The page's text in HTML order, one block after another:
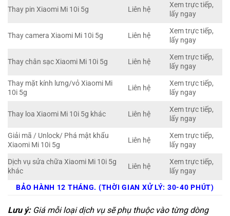
Thay pin Xiaomi Mi 10i 5g Liên hệ
Xem trực tiếp,
lấy ngay
Thay camera Xiaomi Mi 10i 5g Liên hệ
Xem trực tiếp,
lấy ngay
Thay chân sạc Xiaomi Mi 10i 5g Liên hệ
Xem trực tiếp,
lấy ngay
Thay mặt kính lưng/vỏ Xiaomi Mi
10i 5g
Liên hệ
Xem trực tiếp,
lấy ngay
Thay loa Xiaomi Mi 10i 5g khác Liên hệ
Xem trực tiếp,
lấy ngay
Giải mã / Unlock/ Phá mật khẩu
Xiaomi Mi 10i 5g
Liên hệ
Xem trực tiếp,
lấy ngay
Dịch vụ sửa chữa Xiaomi Mi 10i 5g
khác
Liên hệ
Xem trực tiếp,
lấy ngay
BẢO HÀNH 12 THÁNG. (THỜI GIAN XỬ LÝ: 30-40 PHÚT)
Lưu ý:Giá mỗi loại dịch vụ sẽ phụ thuộc vào từng dòng